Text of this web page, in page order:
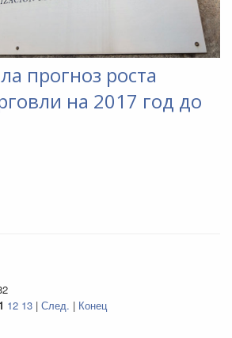
прогноз роста
на 2017 год до
12 13 | След. | Конец